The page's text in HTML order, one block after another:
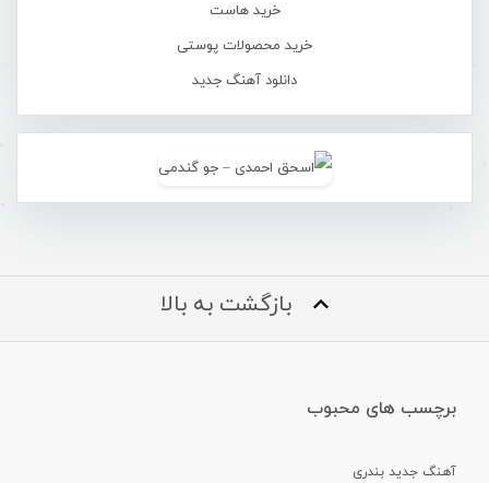
خرید هاست
خرید محصولات پوستی
دانلود آهنگ جدید
بازگشت به بالا
برچسب های محبوب
آهنگ جدید بندری